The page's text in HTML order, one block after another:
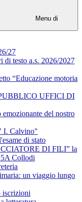
Menu di
27
di testo a.s. 2026/2027
“Educazione motoria
UFFICI DI
del nostro
I. Calvino"
di stato
DI FILI” la
5A Collodi
un viaggio lungo
iscrizioni